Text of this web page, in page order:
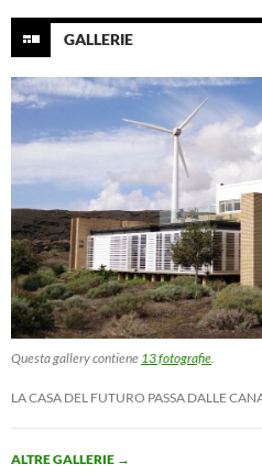
GALLERIE
Questa gallery contiene 13 fotografie
LA CASA DEL FUTURO PASSA DALLE
ALTRE GALLERIE →